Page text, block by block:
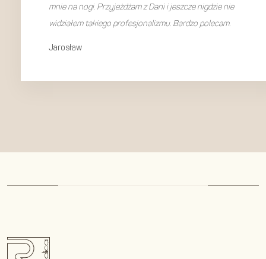
mnie na nogi. Przyjeżdżam z Dani i jeszcze nigdzie nie
widziałem takiego profesjonalizmu. Bardzo polecam.
Jarosław